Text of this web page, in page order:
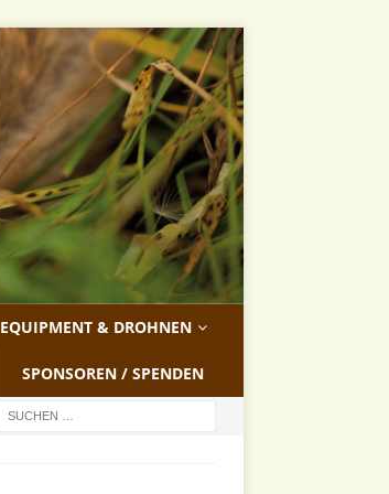
EQUIPMENT & DROHNEN
SPONSOREN / SPENDEN